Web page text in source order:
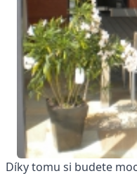
Díky tomu si budete